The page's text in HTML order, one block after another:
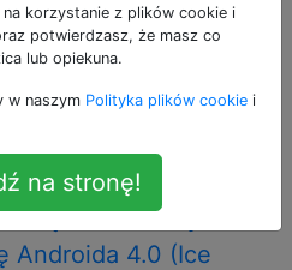
lub aplikacji.
najbliższego pasującego
„rom-flashing”, jeśli lepiej
wiki, aby uzyskać więcej
urządzenie otrzyma
Androida 4.0 (Ice
korzystanie z plików cookie i
potwierdzasz, że masz co
lub opiekuna.
w naszym Polityka plików cookie i
na stronę!